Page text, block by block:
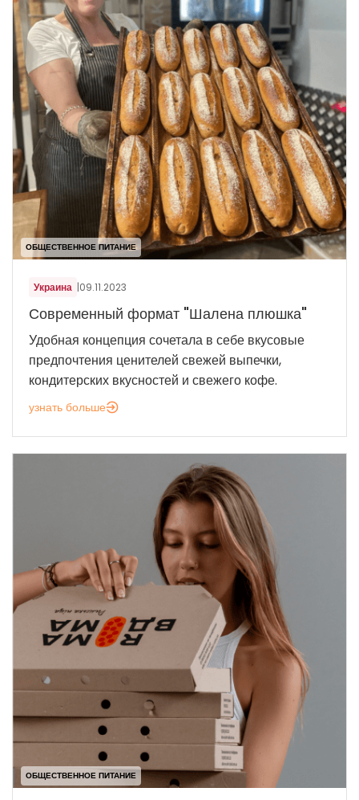
ОБЩЕСТВЕННОЕ ПИТАНИЕ
Украина |09.11.2023
Современный формат "Шалена плюшка"
Удобная концепция сочетала в себе вкусовые
предпочтения ценителей свежей выпечки,
кондитерских вкусностей и свежего кофе.
узнать больше
ОБЩЕСТВЕННОЕ ПИТАНИЕ